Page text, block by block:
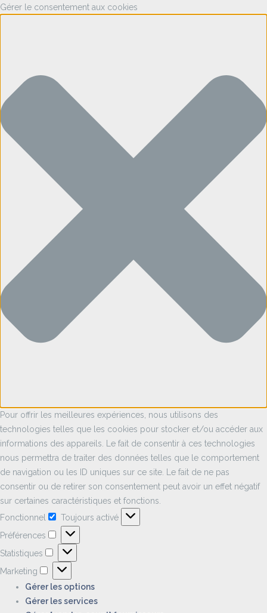
Gérer le consentement aux cookies
Pour offrir les meilleures expériences, nous utilisons des
technologies telles que les cookies pour stocker et/ou accéder aux
informations des appareils. Le fait de consentir à ces technologies
nous permettra de traiter des données telles que le comportement
de navigation ou les ID uniques sur ce site. Le fait de ne pas
consentir ou de retirer son consentement peut avoir un effet négatif
sur certaines caractéristiques et fonctions.
Fonctionnel
Fonctionnel
Toujours activé
Préférences
Préférences
Statistiques
Statistiques
Marketing
Marketing
Gérer les options
Gérer les services